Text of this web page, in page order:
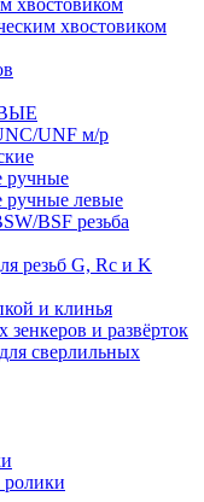
хвостовиком
хвостовиком
UNF м/р
ручные
ручные левые
BSF резьба
резьб G, Rc и K
и клинья
и развёрток
сверлильных
ролики